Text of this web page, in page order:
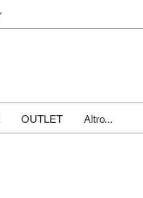
OUTLET Altro...